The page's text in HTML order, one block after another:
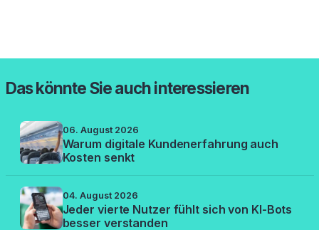
Das könnte Sie auch interessieren
06. August 2026
Warum digitale Kundenerfahrung auch
Kosten senkt
04. August 2026
Jeder vierte Nutzer fühlt sich von KI-Bots
besser verstanden